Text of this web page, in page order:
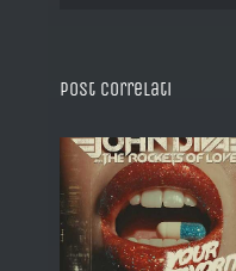
Post correlati